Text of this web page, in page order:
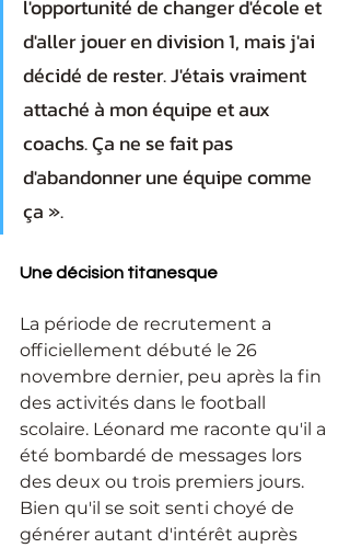
l'opportunité de changer d'école et
d'aller jouer en division 1, mais j'ai
décidé de rester. J'étais vraiment
attaché à mon équipe et aux
coachs. Ça ne se fait pas
d'abandonner une équipe comme
ça ».
Une décision titanesque
La période de recrutement a
officiellement débuté le 26
novembre dernier, peu après la fin
des activités dans le football
scolaire. Léonard me raconte qu'il a
été bombardé de messages lors
des deux ou trois premiers jours.
Bien qu'il se soit senti choyé de
générer autant d'intérêt auprès